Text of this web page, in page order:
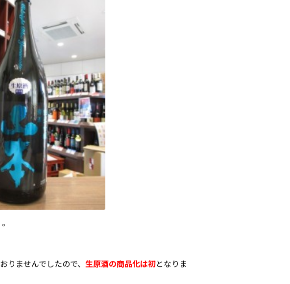
りませんでしたので、 生原酒の商品化は初となりま